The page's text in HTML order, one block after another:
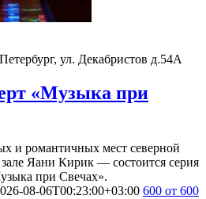
ул. Декабристов д.54А
«Музыка при
и романтичных мест северной
Яани Кирик — состоится серия
при Свечах».
08-06T00:23:00+03:00 600 от 600